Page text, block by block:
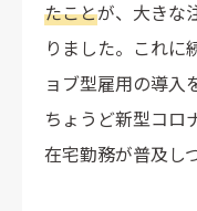
たことが、大きな
りました。これに
ョブ型雇用の導入
ちょうど新型コロ
在宅勤務が普及し